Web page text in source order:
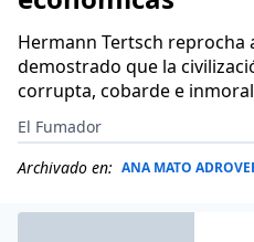
Hermann Tertsch reprocha
demostrado que la
corrupta, cobarde e
El Fumador
Archivado en: ANA MATO